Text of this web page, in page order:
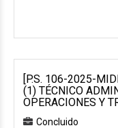
[P.S. 106-2025-
(1) TÉCNICO
OPERACIONES Y
Concluido